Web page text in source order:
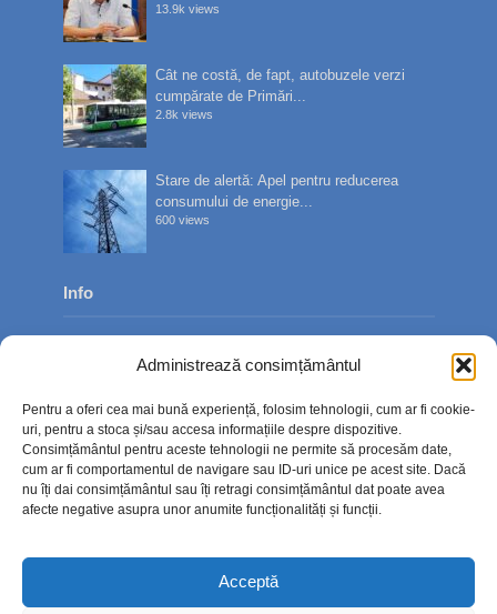
Administrează consimțământul
Pentru a oferi cea mai bună experiență, folosim tehnologii, cum ar fi cookie-
uri, pentru a stoca și/sau accesa informațiile despre dispozitive.
Consimțământul pentru aceste tehnologii ne permite să procesăm date,
cum ar fi comportamentul de navigare sau ID-uri unice pe acest site. Dacă
nu îți dai consimțământul sau îți retragi consimțământul dat poate avea
afecte negative asupra unor anumite funcționalități și funcții.
Acceptă
13.9k views
Cât ne costă, de fapt, autobuzele verzi
cumpărate de Primări...
2.8k views
Stare de alertă: Apel pentru reducerea
consumului de energie...
600 views
Info
Contact
Politica de confidențialitate
Politică cookie-uri (UE)